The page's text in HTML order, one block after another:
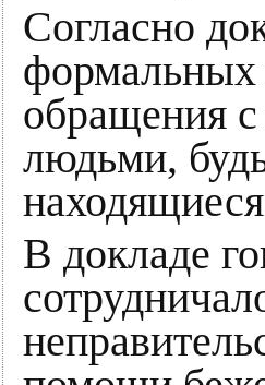
Согласно
формальных
обращения
людьми,
В докладе